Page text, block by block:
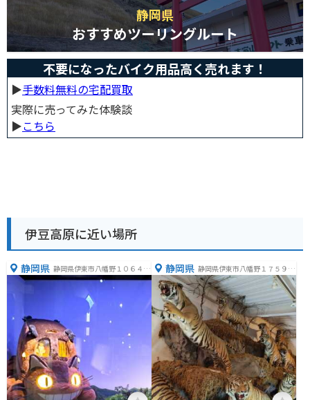
静岡県
おすすめツーリングルート
不要になったバイク用品高く売れます！
▶︎手数料無料の宅配買取
実際に売ってみた体験談
▶︎こちら
伊豆高原に近い場所
静岡県 静岡県伊東市八幡野１０６４
−２
静岡県 静岡県伊東市八幡野１７５９
−２４２